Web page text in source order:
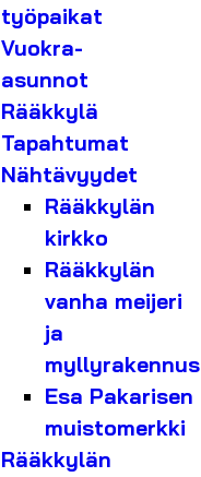
työpaikat
Vuokra-
asunnot
Rääkkylä
Tapahtumat
Nähtävyydet
Rääkkylän
kirkko
Rääkkylän
vanha meijeri
ja
myllyrakennus
Esa Pakarisen
muistomerkki
Rääkkylän